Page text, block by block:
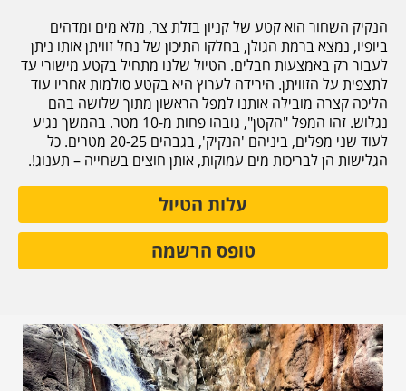
הנקיק השחור הוא קטע של קניון בזלת צר, מלא מים ומדהים
ביופיו, נמצא ברמת הגולן, בחלקו התיכון של נחל זוויתן אותו ניתן
לעבור רק באמצעות חבלים. הטיול שלנו מתחיל בקטע מישורי עד
לתצפית על הזוויתן. הירידה לערוץ היא בקטע סולמות אחריו עוד
הליכה קצרה מובילה אותנו למפל הראשון מתוך שלושה בהם
נגלוש. זהו המפל "הקטן", גובהו פחות מ-10 מטר. בהמשך נגיע
לעוד שני מפלים, ביניהם 'הנקיק', בגבהים 20-25 מטרים. כל
הגלישות הן לבריכות מים עמוקות, אותן חוצים בשחייה – תענוג!.
עלות הטיול
טופס הרשמה